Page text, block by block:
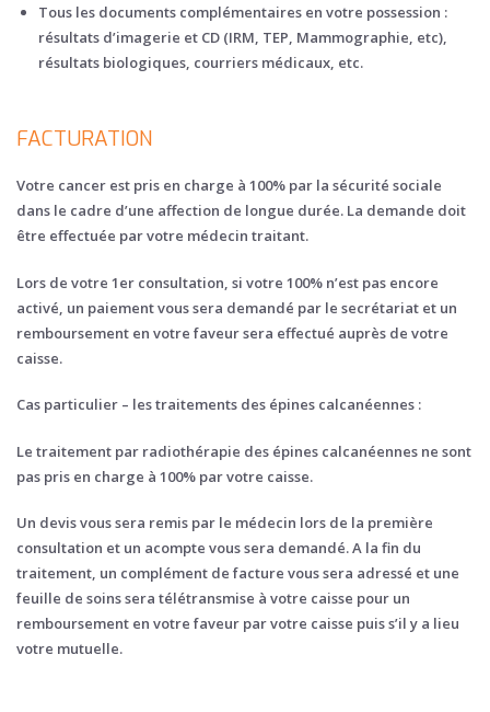
Tous les documents complémentaires en votre possession :
résultats d’imagerie et CD (IRM, TEP, Mammographie, etc),
résultats biologiques, courriers médicaux, etc.
FACTURATION
Votre cancer est pris en charge à 100% par la sécurité sociale
dans le cadre d’une affection de longue durée. La demande doit
être effectuée par votre médecin traitant.
Lors de votre 1er consultation, si votre 100% n’est pas encore
activé, un paiement vous sera demandé par le secrétariat et un
remboursement en votre faveur sera effectué auprès de votre
caisse.
Cas particulier – les traitements des épines calcanéennes :
Le traitement par radiothérapie des épines calcanéennes ne sont
pas pris en charge à 100% par votre caisse.
Un devis vous sera remis par le médecin lors de la première
consultation et un acompte vous sera demandé. A la fin du
traitement, un complément de facture vous sera adressé et une
feuille de soins sera télétransmise à votre caisse pour un
remboursement en votre faveur par votre caisse puis s’il y a lieu
votre mutuelle.